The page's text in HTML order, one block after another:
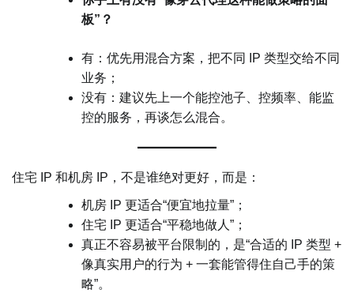
板”？
有：优先用混合方案，把不同 IP 类型交给不同
业务；
没有：建议先上一个能控池子、控频率、能监
控的服务，再谈怎么混合。
住宅 IP 和机房 IP，不是谁绝对更好，而是：
机房 IP 更适合“便宜地拉量”；
住宅 IP 更适合“平稳地做人”；
真正不容易被平台限制的，是“合适的 IP 类型 +
像真实用户的行为 + 一套能管得住自己手的策
略”。